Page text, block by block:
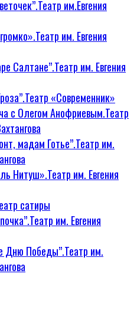
им.Евгения
им. Евгения
Салтане”.Театр им. Евгения
«Современник»
с Олегом Анофриевым.Театр
мадам Готье”.Театр им.
Нитуш».Театр им. Евгения
сатиры
им. Евгения
Дню Победы”.Театр им.